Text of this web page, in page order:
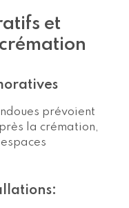
et
prévoient
la crémation,